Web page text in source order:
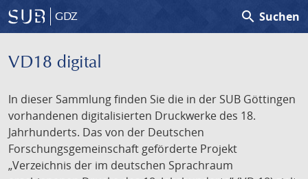
GDZ search Suchen
VD18 digital
In dieser Sammlung finden Sie die in der SUB Göttingen
vorhandenen digitalisierten Druckwerke des 18.
Jahrhunderts. Das von der Deutschen
Forschungsgemeinschaft geförderte Projekt
„Verzeichnis der im deutschen Sprachraum